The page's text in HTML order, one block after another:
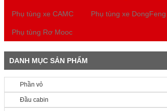
Phụ tùng xe CAMC Phụ tùng xe DongFeng
Phụ tùng Rơ Mooc
DANH MỤC SẢN PHẨM
Phần vỏ
Đầu cabin